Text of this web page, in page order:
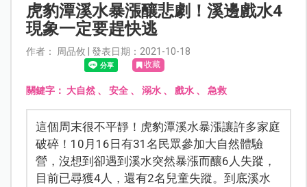
虎豹潭溪水暴漲釀悲劇！溪邊戲水4
現象一定要趕快逃
作者： 周品攸 | 發表日期：2021-10-18
收藏
關鍵字： 大自然、 安全、 溺水、 戲水、 急救
這個周末很不平靜！虎豹潭溪水暴漲讓許多家庭
破碎！10月16日有31名民眾參加大自然體驗
營，沒想到卻遇到溪水突然暴漲而釀6人失蹤，
目前已尋獲4人，還有2名兒童失蹤。到底溪水